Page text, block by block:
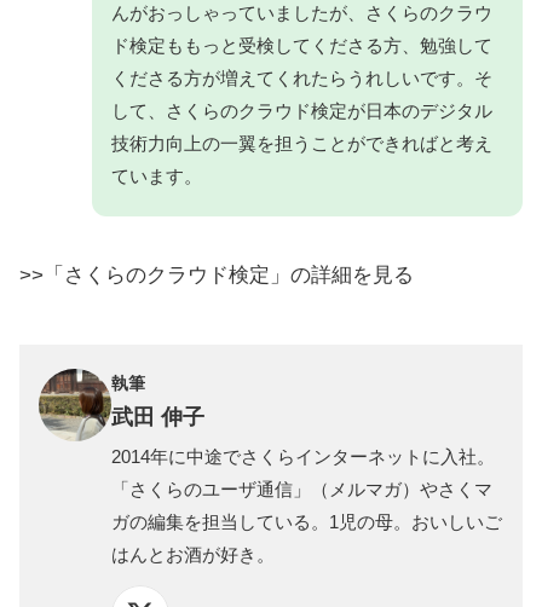
んがおっしゃっていましたが、さくらのクラウ
ド検定ももっと受検してくださる方、勉強して
くださる方が増えてくれたらうれしいです。そ
して、さくらのクラウド検定が日本のデジタル
技術力向上の一翼を担うことができればと考え
ています。
>>「さくらのクラウド検定」の詳細を見る
執筆
武田 伸子
2014年に中途でさくらインターネットに入社。
「さくらのユーザ通信」（メルマガ）やさくマ
ガの編集を担当している。1児の母。おいしいご
はんとお酒が好き。